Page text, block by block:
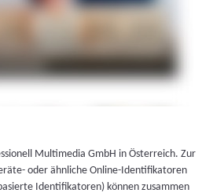
Multimedia GmbH in Österreich. Zur
oder ähnliche Online-Identifikatoren
Identifikatoren) können zusammen